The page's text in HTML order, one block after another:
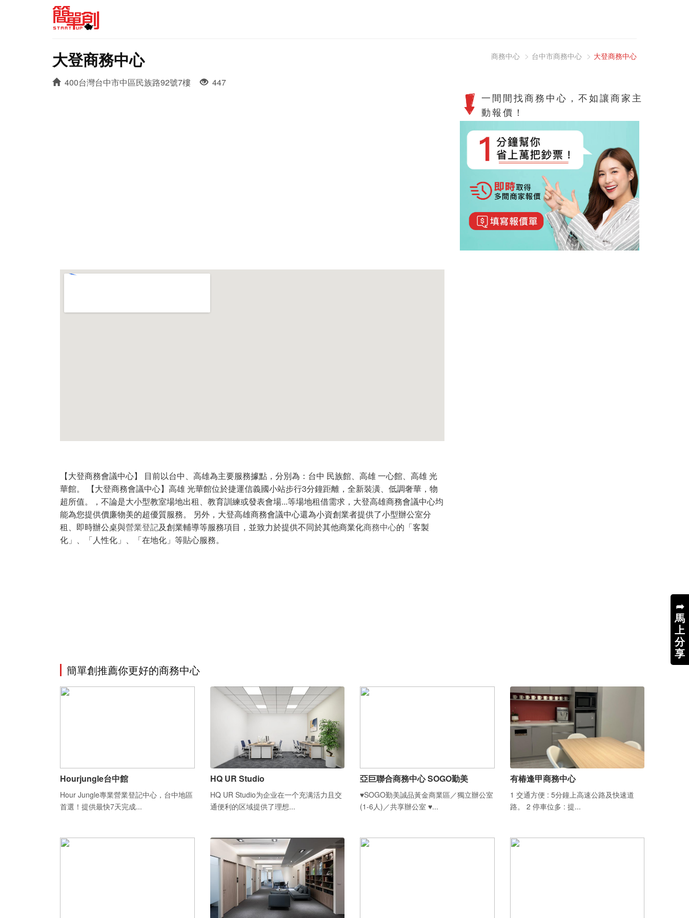
➦
馬
上
分
享
商務中心 台中市商務中心 大登商務中心
大登商務中心
400台灣台中市中區民族路92號7樓 447
【大登商務會議中心】 目前以台中、高雄為主要服務據點，分別為：台中 民族館、高雄 一心館、高雄 光
華館。 【大登商務會議中心】高雄 光華館位於捷運信義國小站步行3分鐘距離，全新裝潢、低調奢華，物
超所值。，不論是大小型教室場地出租、教育訓練或發表會場...等場地租借需求，大登高雄商務會議中心均
能為您提供價廉物美的超優質服務。 另外，大登高雄商務會議中心還為小資創業者提供了小型辦公室分
租、即時辦公桌與營業登記及創業輔導等服務項目，並致力於提供不同於其他商業化商務中心的「客製
化」、「人性化」、「在地化」等貼心服務。
一間間找商務中心，不如讓商家主
動報價！
簡單創推薦你更好的商務中心
Hourjungle台中館
Hour Jungle專業營業登記中心，台中地區
首選！提供最快7天完成...
HQ UR Studio
HQ UR Studio为企业在一个充满活力且交
通便利的区域提供了理想...
亞巨聯合商務中心 SOGO勤美
♥SOGO勤美誠品黃金商業區／獨立辦公室
(1-6人)／共享辦公室 ♥...
有椿逢甲商務中心
1 交通方便 : 5分鐘上高速公路及快速道
路。 2 停車位多 : 提...